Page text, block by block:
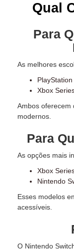
Qual
Para
As melhores
PlayStation
Xbox
Ambos oferecem
modernos.
Para
As opções mais
Xbox
Nintendo
Esses modelos
acessíveis.
O Nintendo